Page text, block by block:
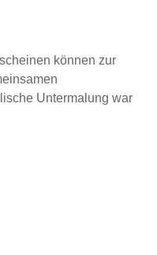
können zur
Untermalung war